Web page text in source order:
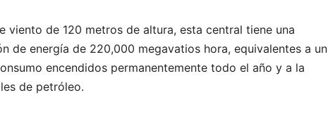
viento de 120 metros de altura, esta central tiene una
de energía de 220,000 megavatios hora, equivalentes a un
encendidos permanentemente todo el año y a la
de petróleo.